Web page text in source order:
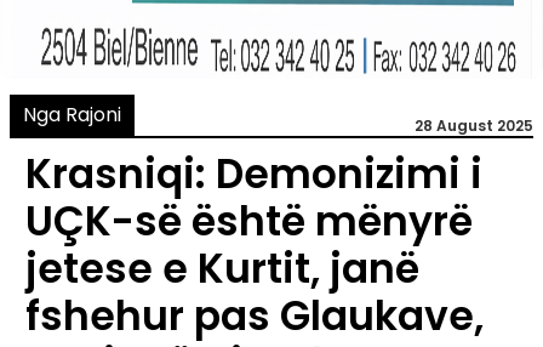
Nga Rajoni 28 August 2025
Krasniqi: Demonizimi i
UÇK-së është mënyrë
jetese e Kurtit, janë
fshehur pas Glaukave,